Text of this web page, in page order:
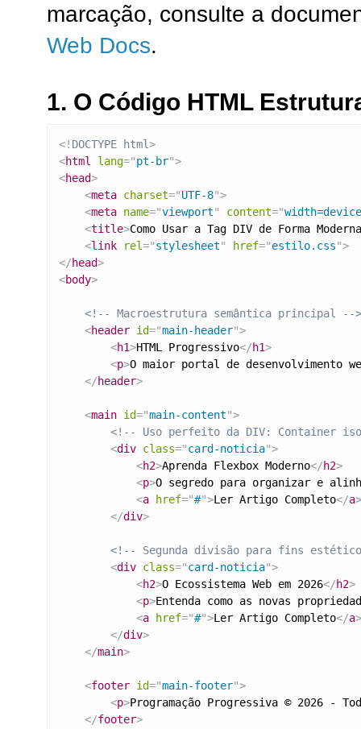
marcação, consulte a
Web Docs.
1. O Código HTML
<! DOCTYPE html>
<html lang="pt-br">
<head>
<meta charset="UTF-8">
<meta name="viewport" content="
<title>Como Usar a Tag DIV de Forma Moderna
<link rel="stylesheet" href="estilo.css">
</head>
<body>
<!-- Macroestrutura semântica principal -->
<header id="main-header">
<h1>HTML Progressivo</h1>
<p>O maior portal de desenvolvimento
</header>
<main id="main-content">
<!-- Uso perfeito da DIV: Container
<div class="card-noticia">
<h2>Aprenda Flexbox Moderno</h2>
<p>O segredo para organizar e
<a href="#">Ler Artigo Completo</a>
</div>
<!-- Segunda divisão para fins
<div class="card-noticia">
<h2>O Ecossistema Web em 2026</h2>
<p>Entenda como as novas
<a href="#">Ler Artigo Completo</a>
</div>
</main>
<footer id="main-footer">
<p>Programação Progressiva © 2026 -
</footer>